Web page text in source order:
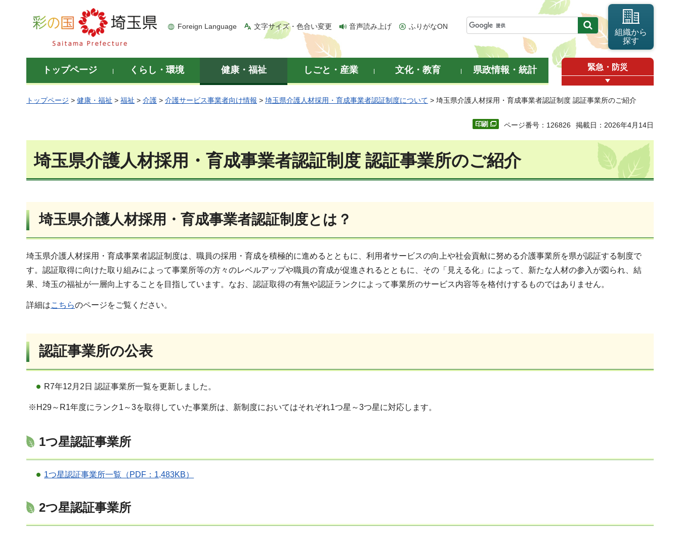
彩の国 埼玉県
Foreign Language 文字サイズ・色合い変更 音声読み上げ ふりがなON
組織から
探す
トップページ くらし・環境 健康・福祉 しごと・産業 文化・教育 県政情報・統計 緊急・防災
トップページ > 健康・福祉 > 福祉 > 介護 > 介護サービス事業者向け情報 > 埼玉県介護人材採用・育成事業者認証制度について > 埼玉県介護人材採用・育成事業者認証制度 認証事業所のご紹介
ページ番号：126826 掲載日：2026年4月14日
埼玉県介護人材採用・育成事業者認証制度 認証事業所のご紹介
埼玉県介護人材採用・育成事業者認証制度とは？
埼玉県介護人材採用・育成事業者認証制度は、職員の採用・育成を積極的に進めるとともに、利用者サービスの向上や社会貢献に努める介護事業所を県が認証する制度で
す。認証取得に向けた取り組みによって事業所等の方々のレベルアップや職員の育成が促進されるとともに、その「見える化」によって、新たな人材の参入が図られ、結
果、埼玉の福祉が一層向上することを目指しています。なお、認証取得の有無や認証ランクによって事業所のサービス内容等を格付けするものではありません。
詳細はこちらのページをご覧ください。
認証事業所の公表
R7年12月2日 認証事業所一覧を更新しました。
※H29～R1年度にランク1～3を取得していた事業所は、新制度においてはそれぞれ1つ星～3つ星に対応します。
1つ星認証事業所
1つ星認証事業所一覧（PDF：1,483KB）
2つ星認証事業所